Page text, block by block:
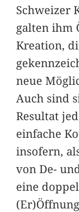
Schweizer
galten ihm
Kreation,
neue
Auch sind
Resultat
einfache
insofern,
von De-
eine